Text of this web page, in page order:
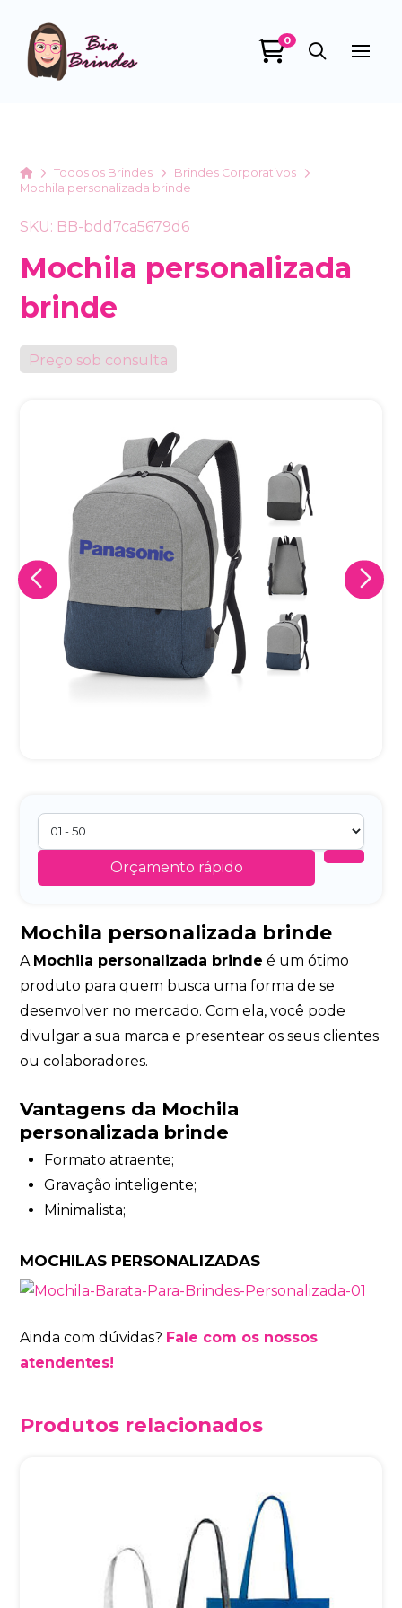
0
HomeTodos os Brindes
Brindes Corporativos
Mochila personalizada brinde
SKU: BB-bdd7ca5679d6
Mochila personalizada
brinde
Preço sob consulta
Orçamento rápido
Mochila personalizada brinde
A Mochila personalizada brinde é um ótimo
produto para quem busca uma forma de se
desenvolver no mercado. Com ela, você pode
divulgar a sua marca e presentear os seus clientes
ou colaboradores.
Vantagens da Mochila
personalizada brinde
Formato atraente;
Gravação inteligente;
Minimalista;
MOCHILAS PERSONALIZADAS
Ainda com dúvidas? Fale com os nossos
atendentes!
Produtos relacionados
Eu concordo em receber comunicações.
A nossa empresa está comprometida a proteger e respeitar
sua privacidade, utilizaremos seus dados apenas para fins
de marketing. Você pode alterar suas preferências a
qualquer momento.
Iniciar conversa